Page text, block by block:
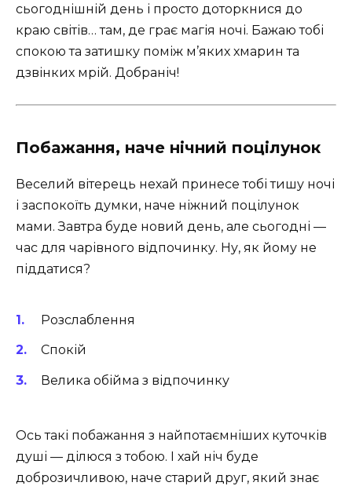
сьогоднішній день і просто доторкнися до
краю світів… там, де грає магія ночі. Бажаю тобі
спокою та затишку поміж м’яких хмарин та
дзвінких мрій. Добраніч!
Побажання, наче нічний поцілунок
Веселий вітерець нехай принесе тобі тишу ночі
і заспокоїть думки, наче ніжний поцілунок
мами. Завтра буде новий день, але сьогодні —
час для чарівного відпочинку. Ну, як йому не
піддатися?
Розслаблення
Спокій
Велика обійма з відпочинку
Ось такі побажання з найпотаємніших куточків
душі — ділюся з тобою. І хай ніч буде
доброзичливою, наче старий друг, який знає